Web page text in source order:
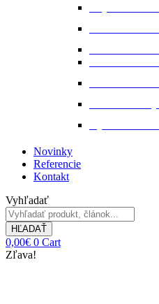
Novinky
Referencie
Kontakt
Vyhľadať
HĽADAŤ
0,00€ 0 Cart
Zľava!